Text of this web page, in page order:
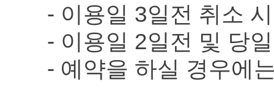
- 이용일 3일전 취소
- 이용일 2일전 및 당
- 예약을 하실 경우에